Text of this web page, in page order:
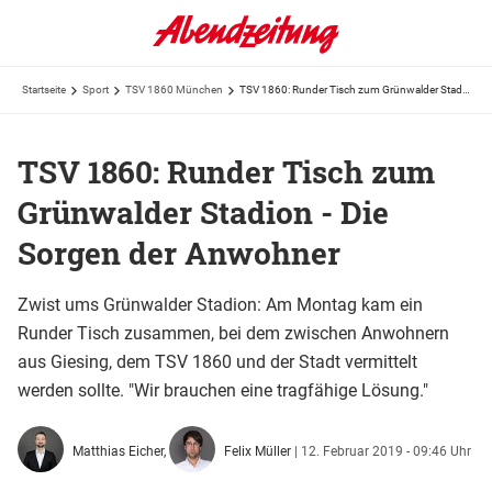
Startseite Sport TSV 1860 München
TSV 1860: Runder Tisch zum
Grünwalder Stadion - Die
Sorgen der Anwohner
Zwist ums Grünwalder Stadion: Am Montag kam ein
Runder Tisch zusammen, bei dem zwischen Anwohnern
aus Giesing, dem TSV 1860 und der Stadt vermittelt
werden sollte. "Wir brauchen eine tragfähige Lösung."
Matthias Eicher, Felix Müller | 12. Februar 2019 - 09:46 Uhr